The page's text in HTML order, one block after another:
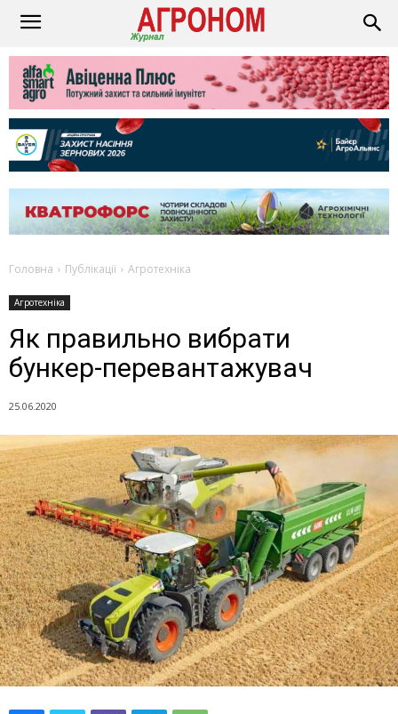
Головна Публікації Агротехніка
Агротехніка
Як правильно вибрати
бункер-перевантажувач
25.06.2020